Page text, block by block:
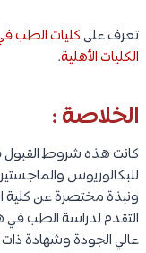
تعرف علىكليات الطب
الكليات الأهلية.
الخلاصة :
كانت هذه شروط
للبكالوريوس
ونبذة مختصرة عن كلية
التقدم لدراسة الطب
عالي الجودة وشهادة